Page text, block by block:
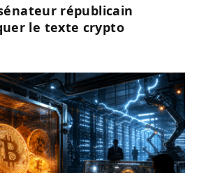
républicain
le texte crypto